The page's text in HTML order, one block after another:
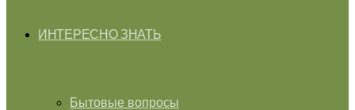
ИНТЕРЕСНО ЗНАТЬ
Бытовые вопросы